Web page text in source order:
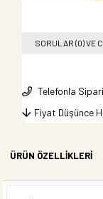
SORULAR (0) VE
Telefonla
Fiyat Düşünce
ÜRÜN ÖZELLIKLERI